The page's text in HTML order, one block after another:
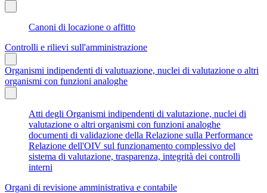
Canoni di locazione o affitto
Controlli e rilievi sull'amministrazione
Organismi indipendenti di valutuazione, nuclei di valutazione o altri
organismi con funzioni analoghe
Atti degli Organismi indipendenti di valutazione, nuclei di
valutazione o altri organismi con funzioni analoghe
documenti di validazione della Relazione sulla Performance
Relazione dell'OIV sul funzionamento complessivo del
sistema di valutazione, trasparenza, integrità dei controlli
interni
Organi di revisione amministrativa e contabile